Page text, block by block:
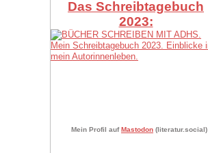
Das Schreibtagebuch
2023:
Mein Profil auf Mastodon (literatur.social)